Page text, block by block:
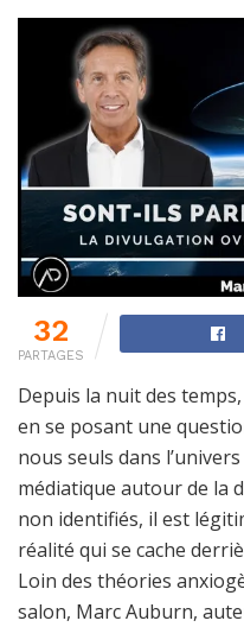
32
PARTAGES
Depuis la nuit des
en se posant une
nous seuls dans
médiatique autour de la
non identifiés, il est
réalité qui se cache
Loin des théories
salon, Marc Auburn,